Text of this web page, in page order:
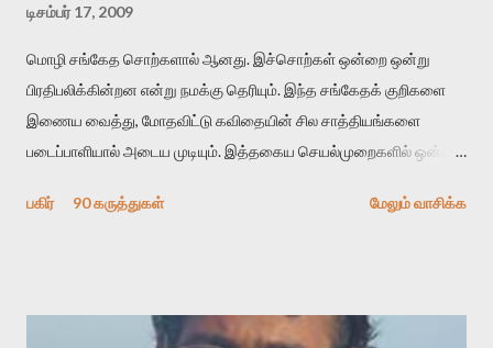
டிசம்பர் 17, 2009
மொழி சங்கேத சொற்களால் ஆனது. இச்சொற்கள் ஒன்றை ஒன்று
பிரதிபலிக்கின்றன என்று நமக்கு தெரியும். இந்த சங்கேதக் குறிகளை
இணைய வைத்து, மோதவிட்டு கவிதையின் சில சாத்தியங்களை
படைப்பாளியால் அடைய முடியும். இத்தகைய செயல்முறைகளில் ஒன்றை
காலத்தில் ஜாலவித்தைக்காரர்கள் வந்து போன பின் அவர்களின்
அதிகமாக்கும். கொல்லாது. ஒரு கனவை மீட்டெடுப்பதன் நோக்கம்
பகிர் 90 கருத்துகள் மேலும் வாசிக்க